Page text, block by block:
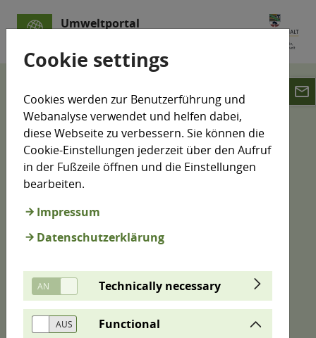
Umweltportal
Klimamonitoring
Klimaschutz-Indikatoren
Energiewirtschaft
Wärmenetze
Wärmenetze: Anzahl,
Trassenlänge und
Wärmeabgabe
Anzahl bestehender Wärmenetze, die Gesamtlänge
der Transporttrassen als auch die an
Letztverbraucher abgegebene Wärmemenge.
Hinweis: Mittels Klick auf die Legendeneinträge
Cookie settings
Cookies werden zur Benutzerführung und
Webanalyse verwendet und helfen dabei,
diese Webseite zu verbessern. Sie können die
Cookie-Einstellungen jederzeit über den Aufruf
in der Fußzeile öffnen und die Einstellungen
bearbeiten.
Impressum
Datenschutzerklärung
Technically necessary
Functional
email